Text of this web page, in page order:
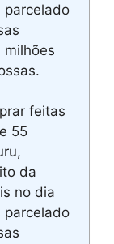
parcelado
milhões
feitas
55
da
no dia
parcelado